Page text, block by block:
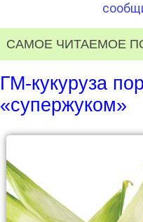
САМОЕ ЧИТАЕМОЕ
ГМ-кукуруза
«супержуком»